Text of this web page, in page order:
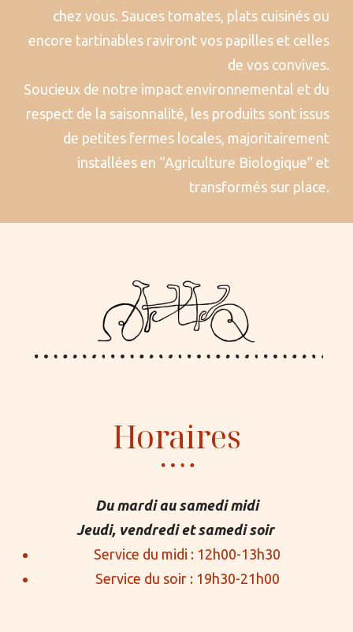
chez vous. Sauces tomates, plats cuisinés ou
encore tartinables raviront vos papilles et celles
de vos convives.
Soucieux de notre impact environnemental et du
respect de la saisonnalité, les produits sont issus
de petites fermes locales, majoritairement
installées en “Agriculture Biologique” et
transformés sur place.
Horaires
Du mardi au samedi midi
Jeudi, vendredi et samedi soir
Service du midi : 12h00-13h30
Service du soir : 19h30-21h00